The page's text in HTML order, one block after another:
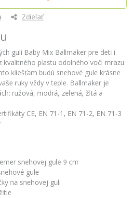
Zdieľať
gulí Baby Mix Ballmaker pre deti i
kvalitného plastu odolného voči mrazu
kliešťam budú snehové gule krásne
ruky vždy v teple. Ballmaker je
ružová, modrá, zelená, žltá a
CE, EN 71-1, EN 71-2, EN 71-3
snehovej gule 9 cm
gule
na snehovej guli